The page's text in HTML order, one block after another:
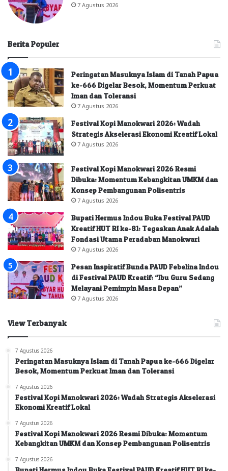
7 Agustus 2026
Berita Populer
Peringatan Masuknya Islam di Tanah Papua
ke-666 Digelar Besok, Momentum Perkuat
Iman dan Toleransi
7 Agustus 2026
Festival Kopi Manokwari 2026: Wadah
Strategis Akselerasi Ekonomi Kreatif Lokal
7 Agustus 2026
Festival Kopi Manokwari 2026 Resmi
Dibuka: Momentum Kebangkitan UMKM dan
Konsep Pembangunan Polisentris
7 Agustus 2026
Bupati Hermus Indou Buka Festival PAUD
Kreatif HUT RI ke-81: Tegaskan Anak Adalah
Fondasi Utama Peradaban Manokwari
7 Agustus 2026
Pesan Inspiratif Bunda PAUD Febelina Indou
di Festival PAUD Kreatif: “Ibu Guru Sedang
Melayani Pemimpin Masa Depan”
7 Agustus 2026
View Terbanyak
7 Agustus 2026
Peringatan Masuknya Islam di Tanah Papua ke-666 Digelar
Besok, Momentum Perkuat Iman dan Toleransi
7 Agustus 2026
Festival Kopi Manokwari 2026: Wadah Strategis Akselerasi
Ekonomi Kreatif Lokal
7 Agustus 2026
Festival Kopi Manokwari 2026 Resmi Dibuka: Momentum
Kebangkitan UMKM dan Konsep Pembangunan Polisentris
7 Agustus 2026